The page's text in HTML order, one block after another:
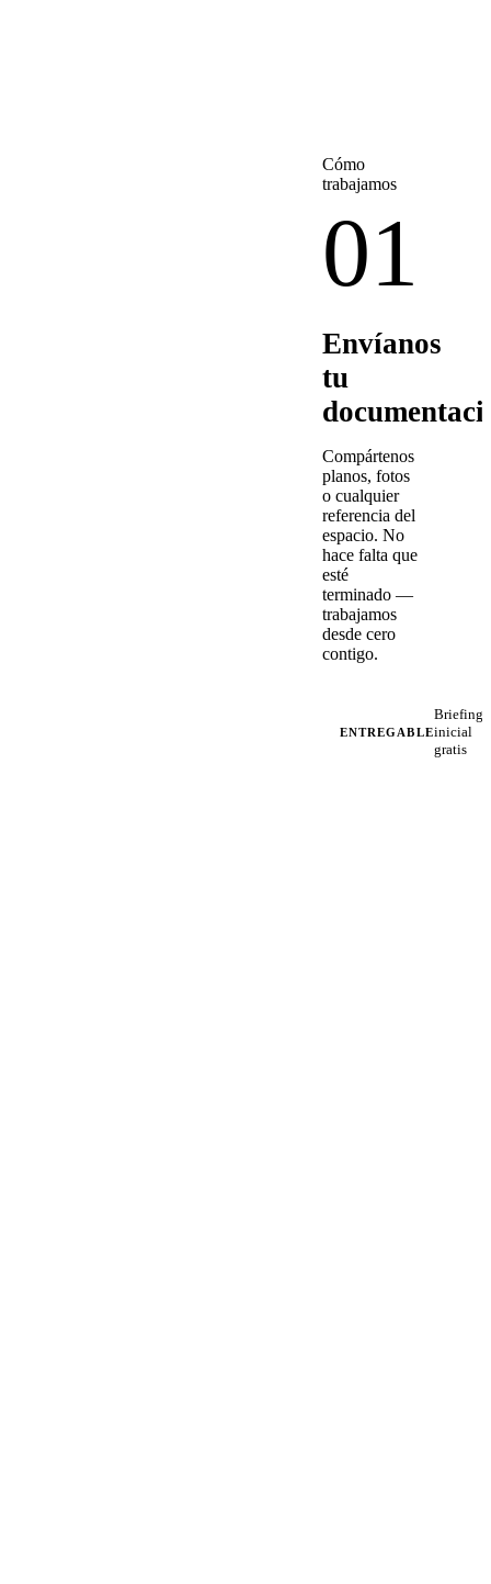
Cómo
trabajamos
01
Envíanos
tu
Compártenos
planos, fotos
o cualquier
referencia del
espacio. No
hace falta que
esté
terminado —
trabajamos
desde cero
contigo.
ENTREGABLE
Briefing
inicial
gratis